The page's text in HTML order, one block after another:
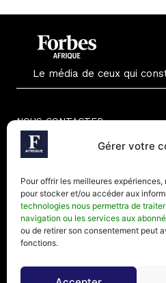
Gérer votre
Pour offrir les meilleures
pour stocker et/ou accéder aux
technologies nous permettra de
navigation ou les services aux
ou de retirer son consentement peut
fonctions.
Le média de ceux qui
NOUS CONTACTER
Paris - France
Mail :